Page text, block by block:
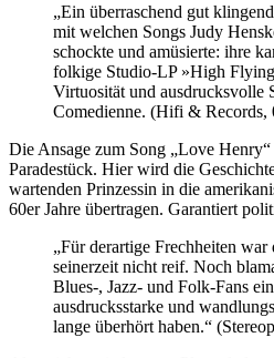
„Ein überraschend gut
mit welchen Songs Judy
schockte und amüsierte: ihre
folkige Studio-LP »High
Virtuosität und ausdrucksvolle
Comedienne. (Hifi & Records,
Die Ansage zum Song „Love
Paradestück. Hier wird die
wartenden Prinzessin in die
60er Jahre übertragen. Garantiert
„Für derartige Frechheiten war
seinerzeit nicht reif. Noch
Blues-, Jazz- und Folk-Fans
ausdrucksstarke und
lange überhört haben.“